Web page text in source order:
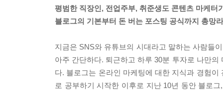
평범한 직장인, 전업주부, 취준생도 콘텐츠 마케터
블로그의 기본부터 돈 버는 포스팅 공식까지 총망
지금은 SNS와 유튜브의 시대라고 말하는 사람들
아주 간단하다. 퇴근하고 하루 30분 투자로 나만
다. 블로그는 온라인 마케팅에 대한 지식과 경험
로 공부하기 시작한 이후로 지난 10년 동안 블로